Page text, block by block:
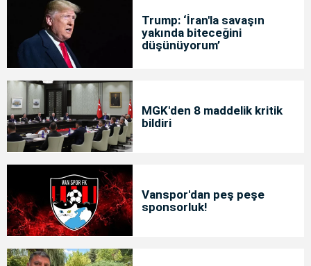
Trump: ‘İran'la savaşın
yakında biteceğini
düşünüyorum’
MGK'den 8 maddelik kritik
bildiri
Vanspor'dan peş peşe
sponsorluk!